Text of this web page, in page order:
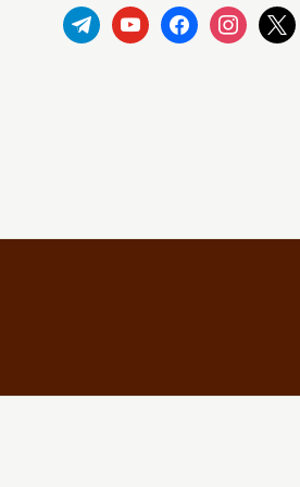
telegramyoutubefacebookinstagram
x